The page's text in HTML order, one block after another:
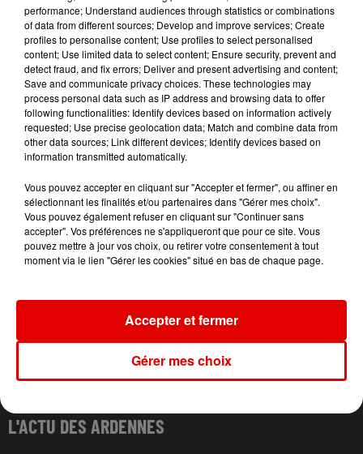
PIERRE DE MAERE
Je Pense A Vous
TAYLOR SWIFT
I Knew It, I Knew
You
MARK AMBOR
Belong Together
L'ACTU DES ARDENNES
performance; Understand audiences through statistics or combinations
of data from different sources; Develop and improve services; Create
profiles to personalise content; Use profiles to select personalised
content; Use limited data to select content; Ensure security, prevent and
detect fraud, and fix errors; Deliver and present advertising and content;
Save and communicate privacy choices. These technologies may
process personal data such as IP address and browsing data to offer
following functionalities: Identify devices based on information actively
requested; Use precise geolocation data; Match and combine data from
other data sources; Link different devices; Identify devices based on
information transmitted automatically.
Vous pouvez accepter en cliquant sur "Accepter et fermer", ou affiner en
sélectionnant les finalités et/ou partenaires dans "Gérer mes choix".
Vous pouvez également refuser en cliquant sur "Continuer sans
accepter". Vos préférences ne s'appliqueront que pour ce site. Vous
pouvez mettre à jour vos choix, ou retirer votre consentement à tout
moment via le lien "Gérer les cookies" situé en bas de chaque page.
Gérer mes choix
Accepter et fermer